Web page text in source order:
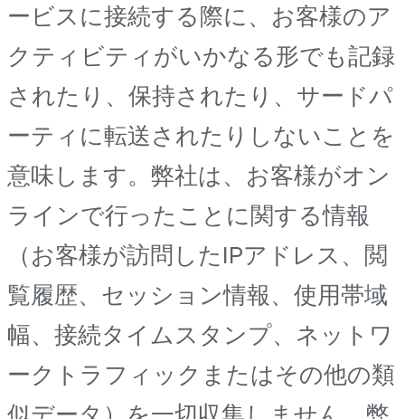
ービスに接続する際に、お客様のア
クティビティがいかなる形でも記録
されたり、保持されたり、サードパ
ーティに転送されたりしないことを
意味します。弊社は、お客様がオン
ラインで行ったことに関する情報
（お客様が訪問したIPアドレス、閲
覧履歴、セッション情報、使用帯域
幅、接続タイムスタンプ、ネットワ
ークトラフィックまたはその他の類